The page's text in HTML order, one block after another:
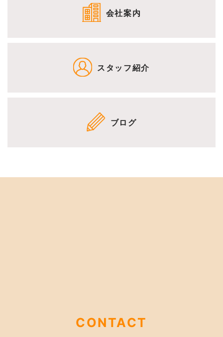
会社案内
スタッフ紹介
ブログ
CONTACT